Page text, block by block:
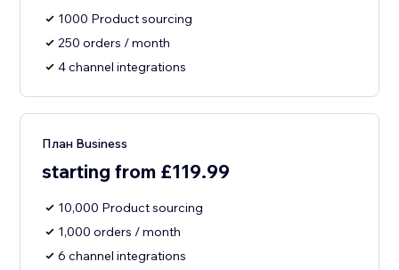
1000 Product sourcing
250 orders / month
4 channel integrations
План Business
starting from £119.99
10,000 Product sourcing
1,000 orders / month
6 channel integrations